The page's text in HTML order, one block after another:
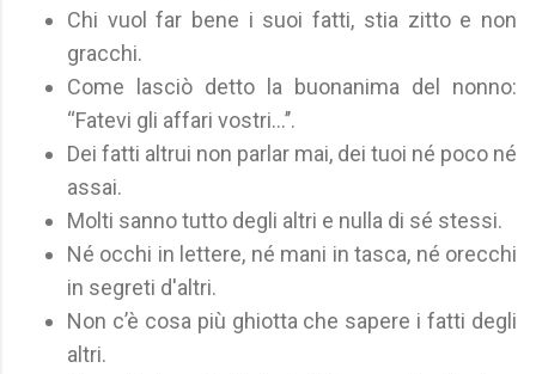
Chi vuol far bene i suoi fatti, stia zitto e non
gracchi.
Come lasciò detto la buonanima del nonno:
‘‘Fatevi gli affari vostri...’’.
Dei fatti altrui non parlar mai, dei tuoi né poco né
assai.
Molti sanno tutto degli altri e nulla di sé stessi.
Né occhi in lettere, né mani in tasca, né orecchi
in segreti d'altri.
Non c’è cosa più ghiotta che sapere i fatti degli
altri.